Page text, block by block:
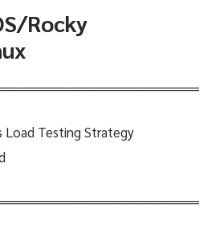
Rocky
Load Testing Strategy